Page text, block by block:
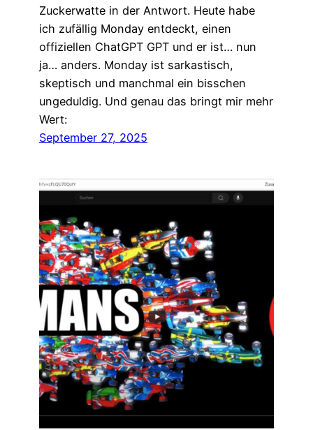
Zuckerwatte in der Antwort. Heute habe
ich zufällig Monday entdeckt, einen
offiziellen ChatGPT GPT und er ist… nun
ja… anders. Monday ist sarkastisch,
skeptisch und manchmal ein bisschen
ungeduldig. Und genau das bringt mir mehr
Wert:
September 27, 2025